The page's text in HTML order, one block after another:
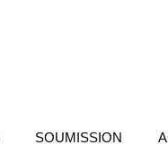
SOUMISSION